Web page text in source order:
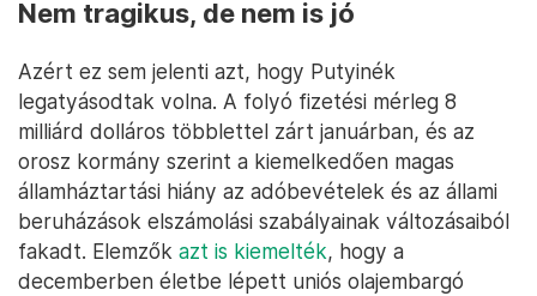
Nem tragikus, de nem is jó
Azért ez sem jelenti azt, hogy Putyinék
legatyásodtak volna. A folyó fizetési mérleg 8
milliárd dolláros többlettel zárt januárban, és az
orosz kormány szerint a kiemelkedően magas
államháztartási hiány az adóbevételek és az állami
beruházások elszámolási szabályainak változásaiból
fakadt. Elemzők azt is kiemelték, hogy a
decemberben életbe lépett uniós olajembargó